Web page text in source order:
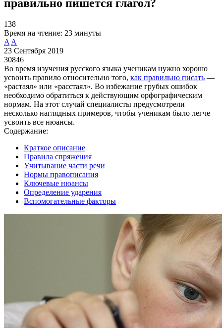
правильно пишется глагол?
138
Время на чтение: 23 минуты
A A
23 Сентября 2019
30846
Во время изучения русского языка ученикам нужно хорошо
усвоить правило относительно того, как правильно писать —
«растаял» или «расстаял». Во избежание грубых ошибок
необходимо обратиться к действующим орфографическим
нормам. На этот случай специалисты предусмотрели
несколько наглядных примеров, чтобы ученикам было легче
усвоить все нюансы.
Содержание:
Краткое описание
Правила спряжения
Учитывание части речи
Нормы правописания
Ключевые нюансы
Определение ударения
Вспомогательные факторы